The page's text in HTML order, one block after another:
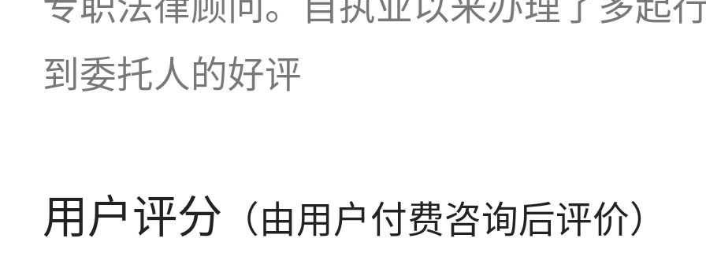
到委托人的好评
用户评分 （由用户付费咨询后评价）